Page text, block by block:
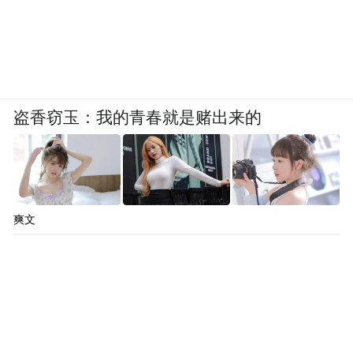
盗香窃玉：我的青春就是赌出来的
爽文